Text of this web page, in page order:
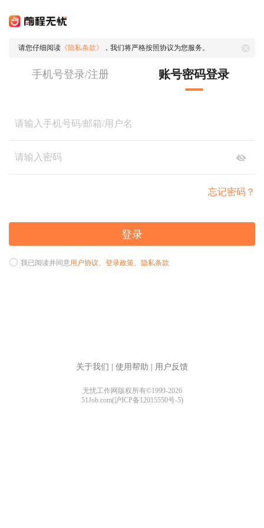
请您仔细阅读 《隐私条款》 ，我们将严格按照协议为您服务。
手机号登录/注册 账号密码登录
忘记密码？
登录
我已阅读并同意用户协议、 登录政策、 隐私条款
关于我们 使用帮助 用户反馈
无忧工作网版权所有©1999-2026
51Job.com(沪ICP备12015550号-5)